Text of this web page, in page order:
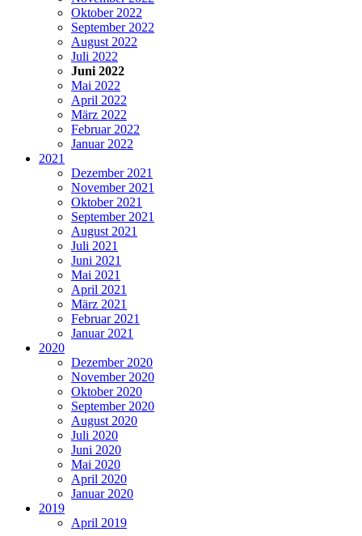
Oktober 2022
September 2022
August 2022
Juli 2022
Juni 2022
Mai 2022
April 2022
März 2022
Februar 2022
Januar 2022
2021
Dezember 2021
November 2021
Oktober 2021
September 2021
August 2021
Juli 2021
Juni 2021
Mai 2021
April 2021
März 2021
Februar 2021
Januar 2021
2020
Dezember 2020
November 2020
Oktober 2020
September 2020
August 2020
Juli 2020
Juni 2020
Mai 2020
April 2020
Januar 2020
2019
April 2019